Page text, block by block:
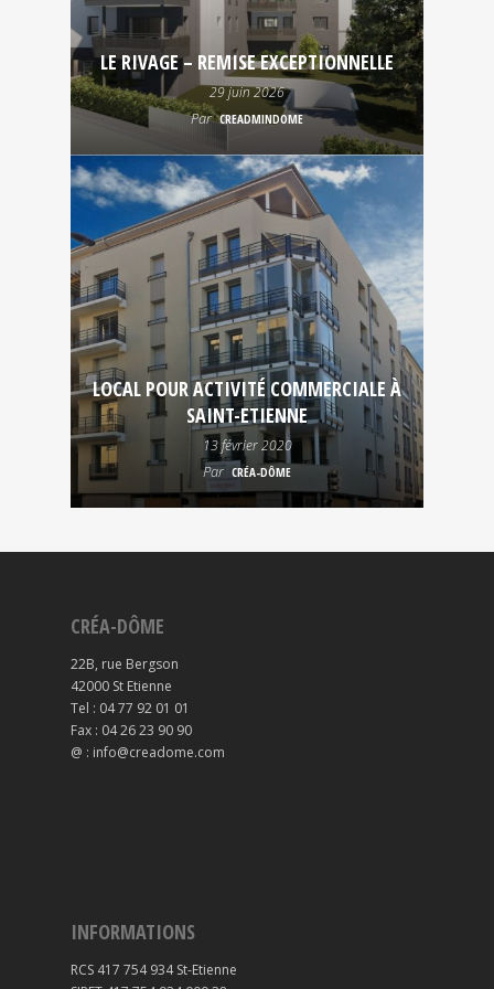
LE RIVAGE – REMISE EXCEPTIONNELLE
29 juin 2026
Par CREADMINDOME
LOCAL POUR ACTIVITÉ COMMERCIALE À
SAINT-ETIENNE
13 février 2020
Par CRÉA-DÔME
CRÉA-DÔME
22B, rue Bergson
42000 St Etienne
Tel : 04 77 92 01 01
Fax : 04 26 23 90 90
@ : info@creadome.com
INFORMATIONS
RCS 417 754 934 St-Etienne